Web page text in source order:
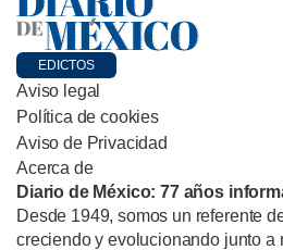
EDICTOS
Aviso legal
Política de cookies
Aviso de Privacidad
Acerca de
Diario de México: 77 años
Desde 1949, somos un referente
creciendo y evolucionando junto a